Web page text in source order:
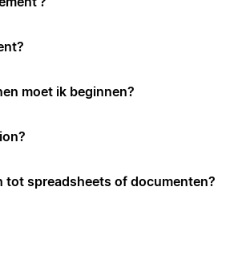
moet ik beginnen?
spreadsheets of documenten?